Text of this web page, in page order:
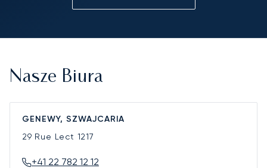
Nasze Biura
GENEWY, SZWAJCARIA
29 Rue Lect 1217
+41 22 782 12 12